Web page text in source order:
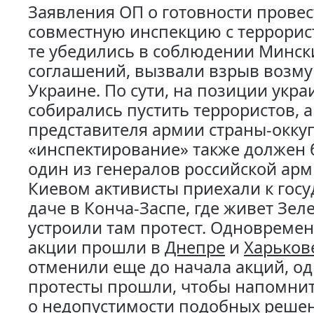
Заявления ОП о готовности
совместную инспекцию с
те убедились в соблюдении
соглашений, вызвали взрыв
Украине. По сути, на позиции
собирались пустить террористов,
представителя армии страны-
«инспектирование» также должен
один из генералов российской
Киевом активисты приехали к
даче в Конча-Заспе, где живет
устроили там протест.
акции прошли в Днепре и
отменили еще до начала акций,
протесты прошли, чтобы
о недопустимости подобных